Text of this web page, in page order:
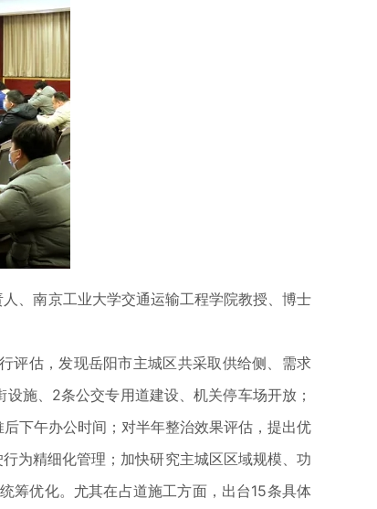
、南京工业大学交通运输工程学院教授、博士
评估，发现岳阳市主城区共采取供给侧、需求
施、2条公交专用道建设、机关停车场开放；
下午办公时间；对半年整治效果评估，提出优
为精细化管理；加快研究主城区区域规模、功
筹优化。尤其在占道施工方面，出台15条具体